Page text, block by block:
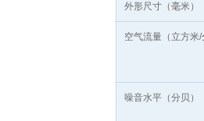
外形尺寸（毫米）
空气流量（立方米/
噪音水平（分贝）